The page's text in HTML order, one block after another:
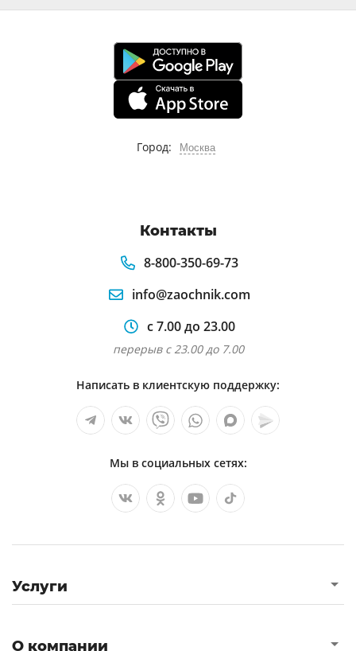
Город: Москва
Контакты
8-800-350-69-73
info@zaochnik.com
с 7.00 до 23.00
перерыв с 23.00 до 7.00
Написать в клиентскую поддержку:
Мы в социальных сетях:
Услуги
О компании